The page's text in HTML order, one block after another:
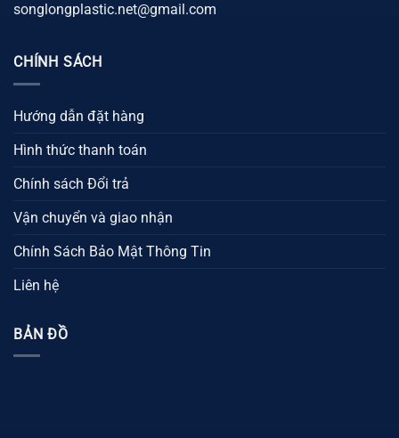
songlongplastic.net@gmail.com
CHÍNH SÁCH
Hướng dẫn đặt hàng
Hình thức thanh toán
Chính sách Đổi trả
Vận chuyển và giao nhận
Chính Sách Bảo Mật Thông Tin
Liên hệ
BẢN ĐỒ